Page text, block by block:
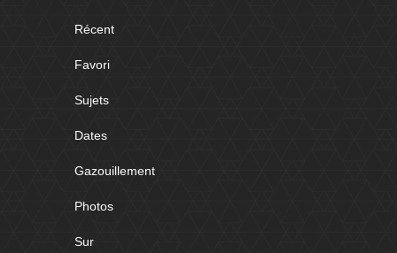
Récent
Favori
Sujets
Dates
Gazouillement
Photos
Sur